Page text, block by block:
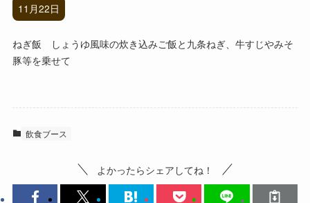
11月22日
ねぎ飯 しょうゆ風味の炊き込みご飯と九条ねぎ、牛すじやみそ
豚等を乗せて
飲食ブース
よかったらシェアしてね！